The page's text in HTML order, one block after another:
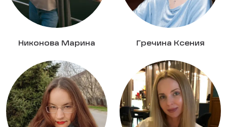
Никонова Марина Гречина Ксения